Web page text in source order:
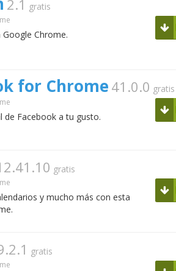
2.1 gratis
Chrome.
for Chrome 41.0.0 gratis
de Facebook a tu gusto.
gratis
y mucho más con esta
gratis